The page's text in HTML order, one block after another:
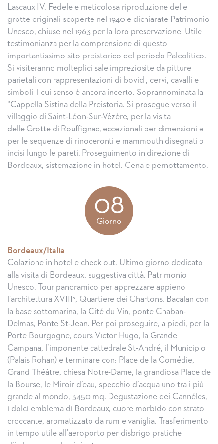
Lascaux IV. Fedele e meticolosa riproduzione delle
grotte originali scoperte nel 1940 e dichiarate Patrimonio
Unesco, chiuse nel 1963 per la loro preservazione. Utile
testimonianza per la comprensione di questo
importantissimo sito preistorico del periodo Paleolitico.
Si visiteranno molteplici sale impreziosite da pitture
parietali con rappresentazioni di bovidi, cervi, cavalli e
simboli il cui senso è ancora incerto. Soprannominata la
“Cappella Sistina della Preistoria. Si prosegue verso il
villaggio di Saint-Léon-Sur-Vézère, per la visita
delle Grotte di Rouffignac, eccezionali per dimensioni e
per le sequenze di rinoceronti e mammouth disegnati o
incisi lungo le pareti. Proseguimento in direzione di
Bordeaux, sistemazione in hotel. Cena e pernottamento.
08
Giorno
Bordeaux/Italia
Colazione in hotel e check out. Ultimo giorno dedicato
alla visita di Bordeaux, suggestiva città, Patrimonio
Unesco. Tour panoramico per apprezzare appieno
l’architettura XVIII°, Quartiere dei Chartons, Bacalan con
la base sottomarina, la Cité du Vin, ponte Chaban-
Delmas, Ponte St-Jean. Per poi proseguire, a piedi, per la
Porte Bourgogne, cours Victor Hugo, la Grande
Campana, l’imponente cattedrale St-André, il Municipio
(Palais Rohan) e terminare con: Place de la Comédie,
Grand Théâtre, chiesa Notre-Dame, la grandiosa Place de
la Bourse, le Miroir d’eau, specchio d’acqua uno tra i più
grande al mondo, 3450 mq. Degustazione dei Cannéles,
i dolci emblema di Bordeaux, cuore morbido con strato
croccante, aromatizzato da rum e vaniglia. Trasferimento
in tempo utile all’aeroporto per disbrigo pratiche